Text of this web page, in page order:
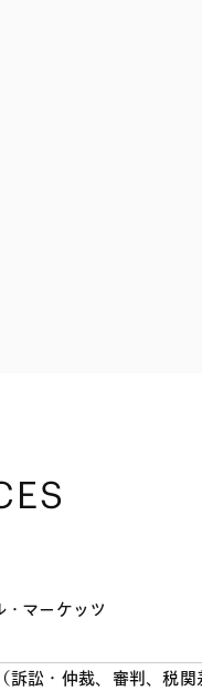
・マーケッツ
訴訟・仲裁、審判、税関